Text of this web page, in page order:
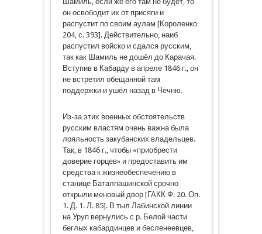
он освободит их от присяги и
распустит по своим аулам [Короленко
204, с. 393]. Действительно, наиб
распустил войско и сдался русским,
так как Шамиль не дошёл до Карачая.
Вступив в Кабарду в апреле 1846 г., он
не встретил обещанной там
поддержки и ушёл назад в Чечню.
Из-за этих военных обстоятельств
русским властям очень важна была
лояльность закубанских владельцев.
Так, в 1846 г., чтобы «приобрести
доверие горцев» и предоставить им
средства к жизнеобеспечению в
станице Баталпашинской срочно
открыли меновый двор [ГАКК Ф. 20. Оп.
1. Д. 1. Л. 85]. В тыл Лабинской линии
на Уруп вернулись с р. Белой части
беглых кабардинцев и бесленеевцев,